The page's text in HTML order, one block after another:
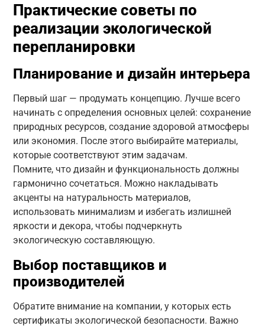
Практические советы по
реализации экологической
перепланировки
Планирование и дизайн интерьера
Первый шаг — продумать концепцию. Лучше всего
начинать с определения основных целей: сохранение
природных ресурсов, создание здоровой атмосферы
или экономия. После этого выбирайте материалы,
которые соответствуют этим задачам.
Помните, что дизайн и функциональность должны
гармонично сочетаться. Можно накладывать
акценты на натуральность материалов,
использовать минимализм и избегать излишней
яркости и декора, чтобы подчеркнуть
экологическую составляющую.
Выбор поставщиков и
производителей
Обратите внимание на компании, у которых есть
сертификаты экологической безопасности. Важно